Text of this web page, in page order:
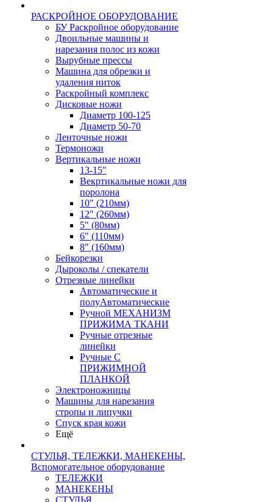
РАСКРОЙНОЕ ОБОРУДОВАНИЕ
БУ Раскройное оборудование
Двоильные машины и
нарезания полос из кожи
Вырубные прессы
Машина для обрезки и
удаления ниток
Раскройный комплекс
Дисковые ножи
Диаметр 100-125
Диаметр 50-70
Ленточные ножи
Термоножи
Вертикальные ножи
13-15"
Векртикальные ножи для
поролона
10" (210мм)
12" (260мм)
5" (80мм)
6" (110мм)
8" (160мм)
Бейкорезки
Дыроколы / спекатели
Отрезные линейки
Автоматические и
полуАвтоматические
Ручной МЕХАНИЗМ
ПРИЖИМА ТКАНИ
Ручные отрезные
линейки
Ручные С
ПРИЖИМНОЙ
ПЛАНКОЙ
Электроножницы
Машины для нарезания
стропы и липучки
Спуск края кожи
Ещё
СТУЛЬЯ, ТЕЛЕЖКИ, МАНЕКЕНЫ,
Вспомогательное оборудование
ТЕЛЕЖКИ
МАНЕКЕНЫ
СТУЛЬЯ